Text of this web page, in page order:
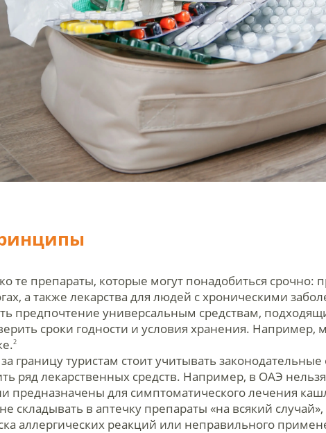
те препараты, которые могут понадобиться срочно:
а также лекарства для людей с хроническими
предпочтение универсальным средствам,
сроки годности и условия хранения. Например,
2
границу туристам стоит учитывать
ряд лекарственных средств. Например, в ОАЭ
предназначены для симптоматического лечения
складывать в аптечку препараты «на всякий
аллергических реакций или неправильного